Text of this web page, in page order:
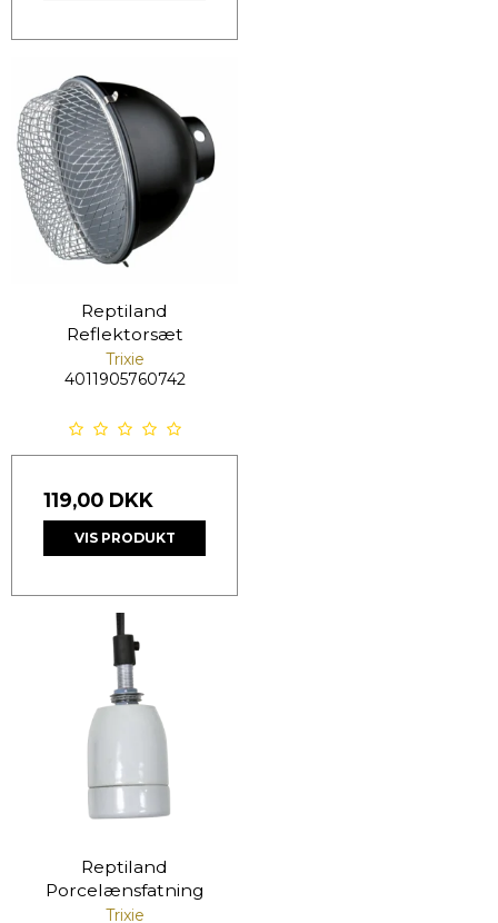
Reptiland
Reflektorsæt
Trixie
4011905760742
119,00 DKK
VIS PRODUKT
Reptiland
Porcelænsfatning
Trixie